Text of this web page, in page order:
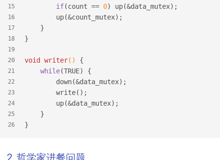
15
16
17
18
19
20
21
22
23
24
25
26
if(count == 0) up(&data_mutex);
        up(&count_mutex);
    }
}
void writer()
{
while(TRUE) {
        down(&data_mutex);
        write();
        up(&data_mutex);
    }
}
2. 哲学家进餐问题